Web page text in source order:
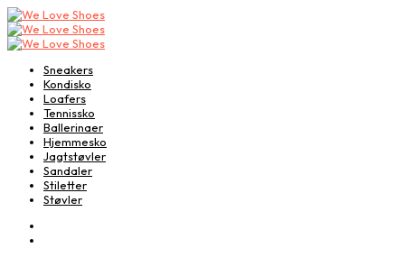
Sneakers
Kondisko
Loafers
Tennissko
Ballerinaer
Hjemmesko
Jagtstøvler
Sandaler
Stiletter
Støvler